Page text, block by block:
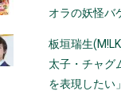
オラの妖怪バ
板垣瑞生
太子・チャグ
を表現したい」